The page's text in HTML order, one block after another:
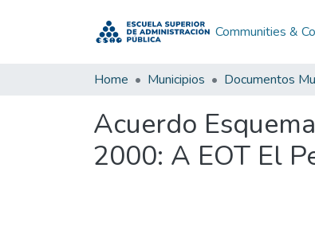
Communities &
Home Municipios Documentos
Acuerdo
2000: A EOT El